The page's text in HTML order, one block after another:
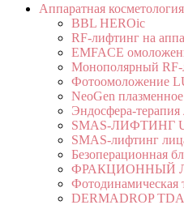
Аппаратная косметология
BBL HEROic
RF-лифтинг на
EMFACE
Монополярный RF-
Фотоомоложение
NeoGen
Эндосфера-терапия
SMAS-ЛИФТИНГ
SMAS-лифтинг
Безоперационная
ФРАКЦИОННЫЙ
Фотодинамическая
DERMADROP TDA